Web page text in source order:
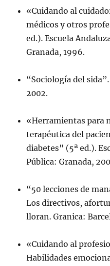
«Cuidando al
médicos y otros
ed.). Escuela
Granada, 1996.
“Sociología del
2002.
«Herramientas para
terapéutica del
diabetes” (5ª ed.).
Pública: Granada,
“50 lecciones de
Los directivos,
lloran. Granica:
«Cuidando al
Habilidades